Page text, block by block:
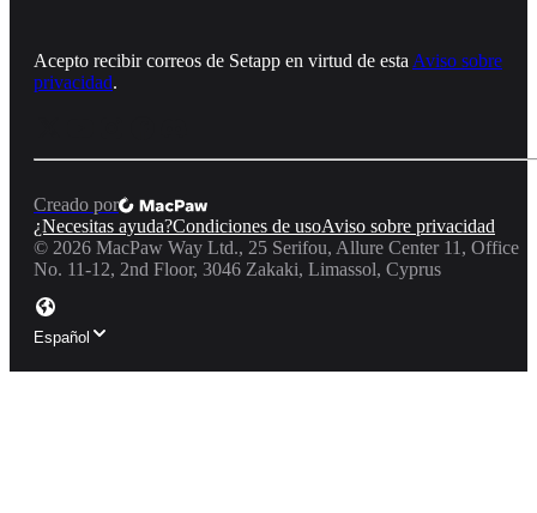
Acepto recibir correos de Setapp en virtud de esta Aviso sobre
privacidad.
Creado por
¿Necesitas ayuda?Condiciones de usoAviso sobre privacidad
© 2026 MacPaw Way Ltd., 25 Serifou, Allure Center 11, Office
No. 11-12, 2nd Floor, 3046 Zakaki, Limassol, Cyprus
Español